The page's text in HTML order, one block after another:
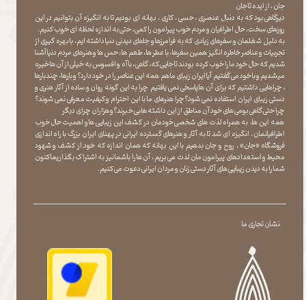
نشان تجاری ما
جان ، از ایده تا جان
دیرگاهی بود که به دنبال عنصری ، حسی ، کاری ، بهانه ای بودیم تا به انگیزه آن بتوانیم در این
روزهای سخت ، حال اطرافیان و مردم خوب پیرامون را کمی ، حتی به اندازه لحظه ای خوب کنیم.
به دلیل شغلمان و سفرهای زیادی که به فرامرزها و جاهای دیدنی دنیا داشته ایم، با بهره گیری از
تجربیات و عناصر خاطره انگیز همین سفرها ، با عطر ها ، طعم ها ، حس ها و هنرهای مردم دنیا آشنا
شدیم که حال خود ما را خوب کرده بودند تا جایی که، گاهی ، با آه و افسوس به خیلی از آن ها خیره
میشدیم و با خود می گفتیم آیا ایران زیبای ما هم همه این عناصر را در خود دارد؟ و بارها ، چندبارها
، چراهایی داشتیم که برای آن ها پاسخی نمی یافتیم چرا به این گونه روان و ساده از آثار هنری و
دستی زیبای ایران استفاده نمی شود؟چرا هنرهای ما با این احترام و کیفیت معرفی نمی شوند؟
چرا حتی گاهی بومی های خود آن مناطق از این داشته ها بی خبرند؟و هزاران چرای دیگر
​​​​​​​ همه این ها، به همراه لذت های شخصی خودمان در کشف این زیبایی ها و اهمیت حال خوب
اطرافیانمان ، انگیزه ای شد تا به آثار و هنرهای گسترده ایرانی در پهنای ایران بزرگ با راه اندازی
فروشگاه «جان» ، روح و جان بدهیم با این بهانه که همان اندازه که خود از کشف و شهود
محیط و استعدادهای پیرامون مان لذت می بریم ، آن ها را با شما نیز به اشتراک بگذاریماکنون
شما را به دیدن زیبایی های آثار دستی زنان و مردان ایرانی دعوت می کنیم.